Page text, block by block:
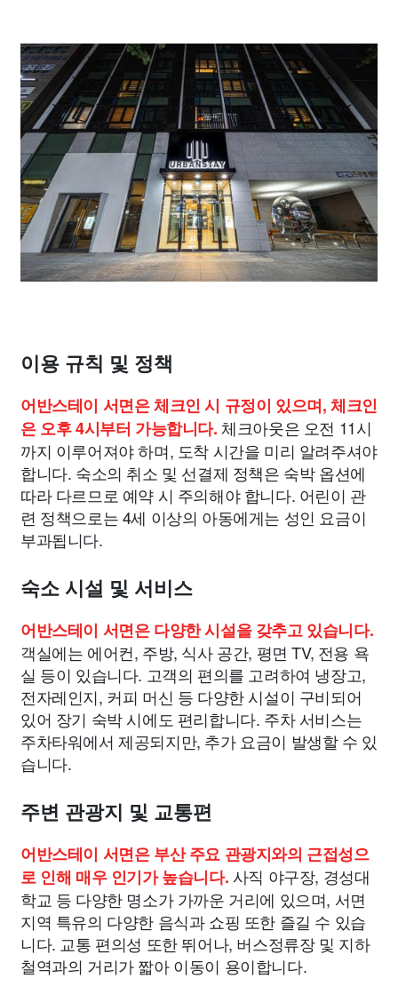
이용 규칙 및 정책
어반스테이 서면은 체크인 시 규정이 있으며, 체크인
은 오후 4시부터 가능합니다. 체크아웃은 오전 11시
까지 이루어져야 하며, 도착 시간을 미리 알려주셔야
합니다. 숙소의 취소 및 선결제 정책은 숙박 옵션에
따라 다르므로 예약 시 주의해야 합니다. 어린이 관
련 정책으로는 4세 이상의 아동에게는 성인 요금이
부과됩니다.
숙소 시설 및 서비스
어반스테이 서면은 다양한 시설을 갖추고 있습니다.
객실에는 에어컨, 주방, 식사 공간, 평면 TV, 전용 욕
실 등이 있습니다. 고객의 편의를 고려하여 냉장고,
전자레인지, 커피 머신 등 다양한 시설이 구비되어
있어 장기 숙박 시에도 편리합니다. 주차 서비스는
주차타워에서 제공되지만, 추가 요금이 발생할 수 있
습니다.
주변 관광지 및 교통편
어반스테이 서면은 부산 주요 관광지와의 근접성으
로 인해 매우 인기가 높습니다. 사직 야구장, 경성대
학교 등 다양한 명소가 가까운 거리에 있으며, 서면
지역 특유의 다양한 음식과 쇼핑 또한 즐길 수 있습
니다. 교통 편의성 또한 뛰어나, 버스정류장 및 지하
철역과의 거리가 짧아 이동이 용이합니다.